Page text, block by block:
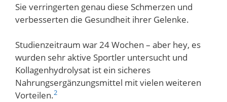
Sie verringerten genau diese Schmerzen und
verbesserten die Gesundheit ihrer Gelenke.
Studienzeitraum war 24 Wochen – aber hey, es
wurden sehr aktive Sportler untersucht und
Kollagenhydrolysat ist ein sicheres
Nahrungsergänzungsmittel mit vielen weiteren
Vorteilen.2